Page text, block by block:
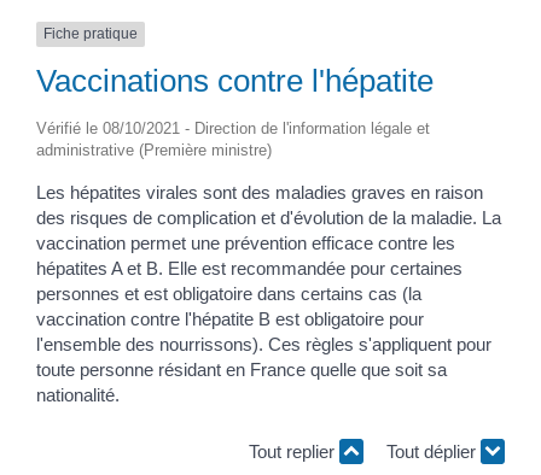
Fiche pratique
Vaccinations contre l'hépatite
Vérifié le 08/10/2021 - Direction de l'information légale et
administrative (Première ministre)
Les hépatites virales sont des maladies graves en raison
des risques de complication et d'évolution de la maladie. La
vaccination permet une prévention efficace contre les
hépatites A et B. Elle est recommandée pour certaines
personnes et est obligatoire dans certains cas (la
vaccination contre l'hépatite B est obligatoire pour
l'ensemble des nourrissons). Ces règles s'appliquent pour
toute personne résidant en France quelle que soit sa
nationalité.
Tout replier Tout déplier